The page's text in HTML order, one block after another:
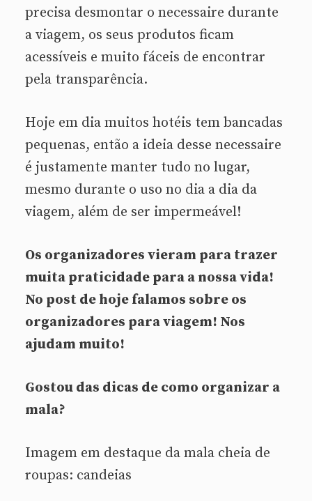
precisa desmontar o necessaire durante
a viagem, os seus produtos ficam
acessíveis e muito fáceis de encontrar
pela transparência.
Hoje em dia muitos hotéis tem bancadas
pequenas, então a ideia desse necessaire
é justamente manter tudo no lugar,
mesmo durante o uso no dia a dia da
viagem, além de ser impermeável!
Os organizadores vieram para trazer
muita praticidade para a nossa vida!
No post de hoje falamos sobre os
organizadores para viagem! Nos
ajudam muito!
Gostou das dicas de como organizar a
mala?
Imagem em destaque da mala cheia de
roupas: candeias